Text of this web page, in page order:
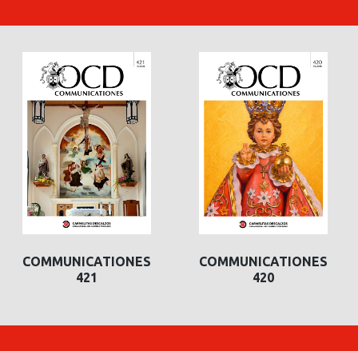
COMMUNICATIONES
421
COMMUNICATIONES
420
COMMUNICATIONES
420
COMMUNICATIONES
419